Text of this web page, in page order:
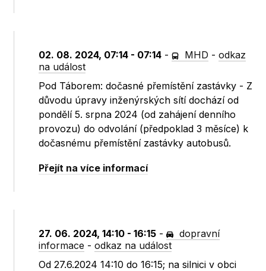
02. 08. 2024, 07:14 - 07:14 - MHD -odkaz
na událost
Pod Táborem: dočasné přemístění zastávky - Z
důvodu úpravy inženýrských sítí dochází od
pondělí 5. srpna 2024 (od zahájení denního
provozu) do odvolání (předpoklad 3 měsíce) k
dočasnému přemístění zastávky autobusů.
Přejít na více informací
27. 06. 2024, 14:10 - 16:15 -
dopravní
informace -odkaz na událost
Od 27.6.2024 14:10 do 16:15; na silnici v obci